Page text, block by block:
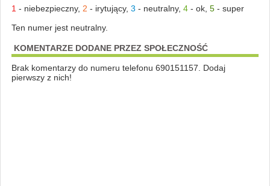
1 - niebezpieczny, 2 - irytujący, 3 - neutralny, 4- ok, 5- super
Ten numer jest neutralny.
KOMENTARZE DODANE PRZEZ SPOŁECZNOŚĆ
Brak komentarzy do numeru telefonu 690151157. Dodaj
pierwszy z nich!